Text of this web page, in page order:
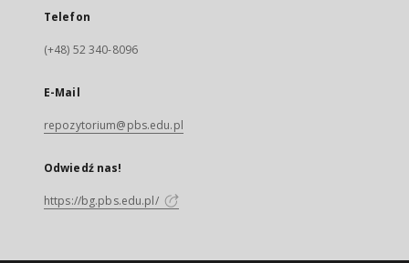
Telefon
(+48) 52 340-8096
E-Mail
repozytorium@pbs.edu.pl
Odwiedź nas!
https://bg.pbs.edu.pl/